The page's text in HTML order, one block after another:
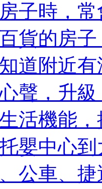
子時，
貨的房
道附近
聲，升
活機能
嬰中心
公車、